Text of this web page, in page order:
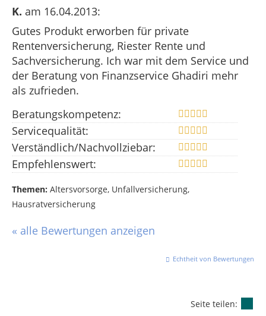
K. am 16.04.2013:
Gutes Produkt erworben für private
Rentenversicherung, Riester Rente und
Sachversicherung. Ich war mit dem Service und
der Beratung von Finanzservice Ghadiri mehr
als zufrieden.
Beratungskompetenz:
Servicequalität:
Verständlich/Nachvollziebar:
Empfehlenswert:
Themen: Altersvorsorge, Unfallversicherung,
Hausratversicherung
« alle Bewertungen anzeigen
Echtheit von Bewertungen
Seite teilen: